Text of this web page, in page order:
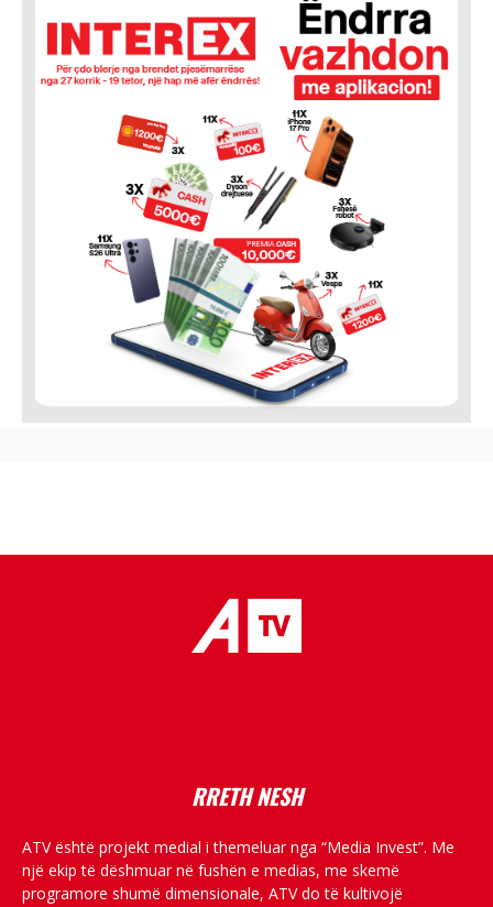
RRETH NESH
ATV është projekt medial i themeluar nga “Media Invest”. Me
një ekip të dëshmuar në fushën e medias, me skemë
programore shumë dimensionale, ATV do të kultivojë